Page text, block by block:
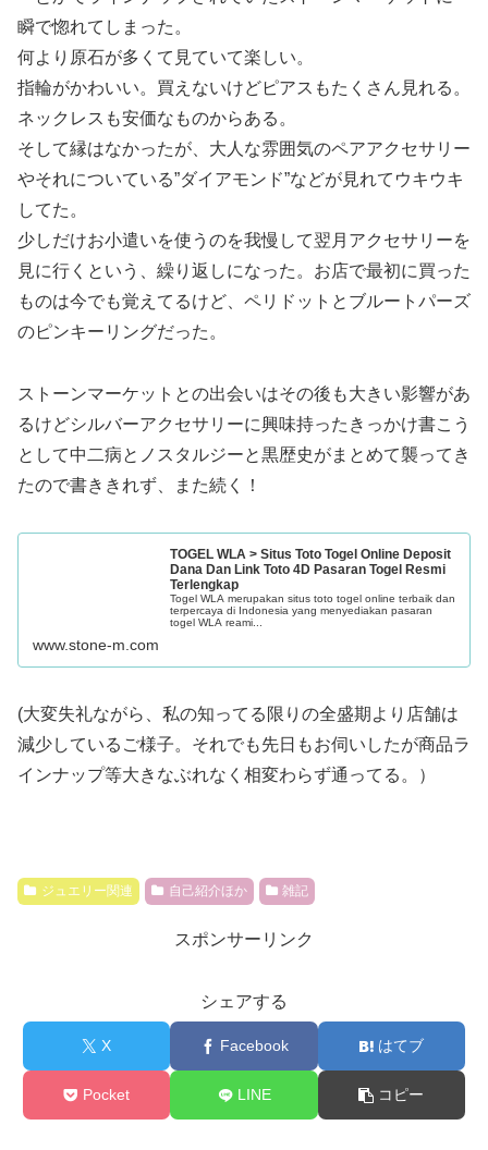
瞬で惚れてしまった。
何より原石が多くて見ていて楽しい。
指輪がかわいい。買えないけどピアスもたくさん見れる。
ネックレスも安価なものからある。
そして縁はなかったが、大人な雰囲気のペアアクセサリー
やそれについている”ダイアモンド”などが見れてウキウキ
してた。
少しだけお小遣いを使うのを我慢して翌月アクセサリーを
見に行くという、繰り返しになった。お店で最初に買った
ものは今でも覚えてるけど、ペリドットとブルートパーズ
のピンキーリングだった。
ストーンマーケットとの出会いはその後も大きい影響があ
るけどシルバーアクセサリーに興味持ったきっかけ書こう
として中二病とノスタルジーと黒歴史がまとめて襲ってき
たので書ききれず、また続く！
TOGEL WLA > Situs Toto Togel Online Deposit
Dana Dan Link Toto 4D Pasaran Togel Resmi
Terlengkap
Togel WLA merupakan situs toto togel online terbaik dan
terpercaya di Indonesia yang menyediakan pasaran
togel WLA reami...
www.stone-m.com
(大変失礼ながら、私の知ってる限りの全盛期より店舗は
減少しているご様子。それでも先日もお伺いしたが商品ラ
インナップ等大きなぶれなく相変わらず通ってる。）
ジュエリー関連 自己紹介ほか 雑記
スポンサーリンク
シェアする
X Facebook はてブ
Pocket LINE コピー